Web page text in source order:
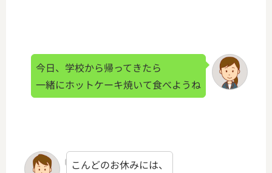
今日、学校から帰ってきたら
一緒にホットケーキ焼いて食べようね
こんどのお休みには、